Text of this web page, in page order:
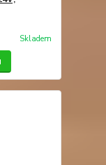
Skladem